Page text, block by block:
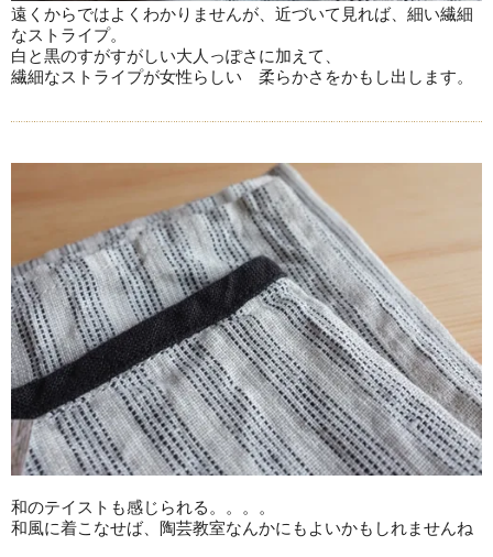
遠くからではよくわかりませんが、近づいて見れば、細い繊細
なストライプ。
白と黒のすがすがしい大人っぽさに加えて、
繊細なストライプが女性らしい 柔らかさをかもし出します。
和のテイストも感じられる。。。。
和風に着こなせば、陶芸教室なんかにもよいかもしれませんね